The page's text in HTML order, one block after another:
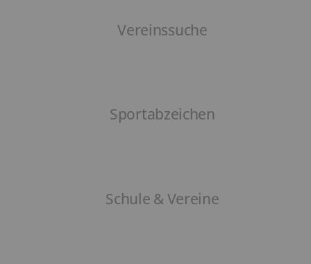
Vereinssuche
Sportabzeichen
Schule & Vereine